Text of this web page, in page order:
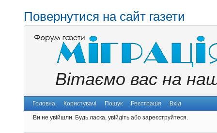
Повернутися на сайт газети
Вітаємо вас на
Головна Користувачі Пошук Реєстрація Вхід
Ви не увійшли. Будь ласка, увійдіть або зареєструйтеся.